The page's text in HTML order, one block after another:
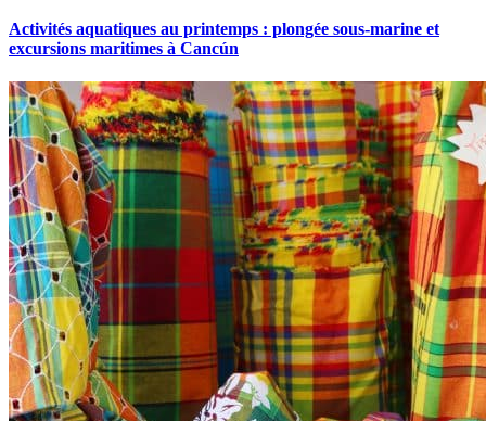
Activités aquatiques au printemps : plongée sous-marine et
excursions maritimes à Cancún